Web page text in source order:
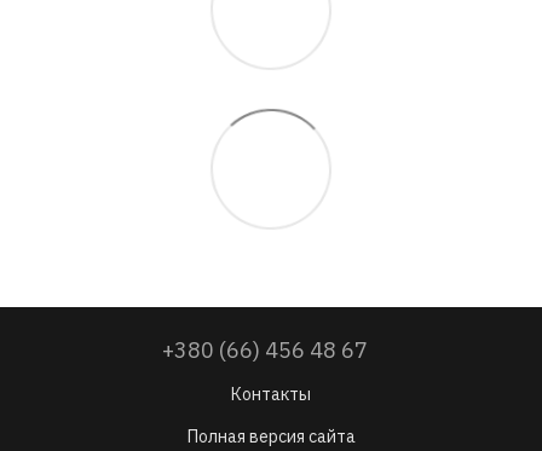
+380 (66) 456 48 67
Контакты
Полная версия сайта